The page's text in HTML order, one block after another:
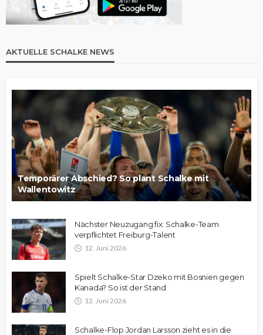
AKTUELLE SCHALKE NEWS
Temporärer Abschied? So plant Schalke mit
Wallentowitz
Nächster Neuzugang fix: Schalke-Team
verpflichtet Freiburg-Talent
12. Juni 2026
Spielt Schalke-Star Dzeko mit Bosnien gegen
Kanada? So ist der Stand
12. Juni 2026
Schalke-Flop Jordan Larsson zieht es in die